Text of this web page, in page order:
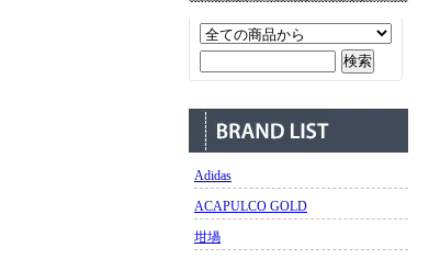
Adidas
ACAPULCO GOLD
坩堝